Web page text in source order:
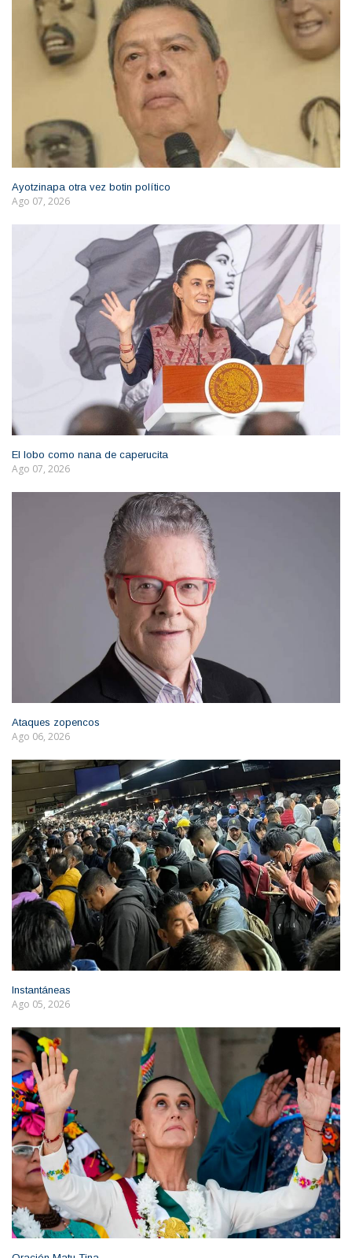
Ayotzinapa otra vez botin político
Ago 07, 2026
El lobo como nana de caperucita
Ago 07, 2026
Ataques zopencos
Ago 06, 2026
Instantáneas
Ago 05, 2026